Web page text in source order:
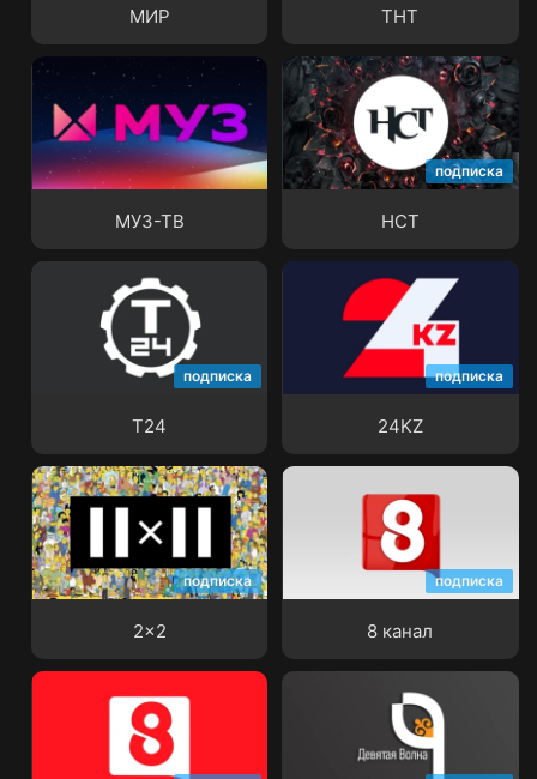
МИР ТНТ
МУЗ-ТВ
МУЗ-ТВ
подписка
НСТ
НСТ
подписка
Т24
подписка
24KZ
подписка
2x2
2x2
подписка
8 канал